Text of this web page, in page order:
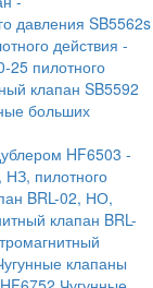
давления SB5562s
действия -
пилотного
клапан SB5592
больших
HF6503 -
НЗ, пилотного
BRL-02, НО,
клапан BRL-
клапаны